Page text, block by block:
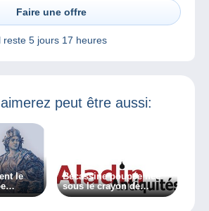
Faire une offre
reste 5 jours 17 heures
peut être aussi:
le
Bécassine poupée née
sous le crayon de
Pinchon, star des